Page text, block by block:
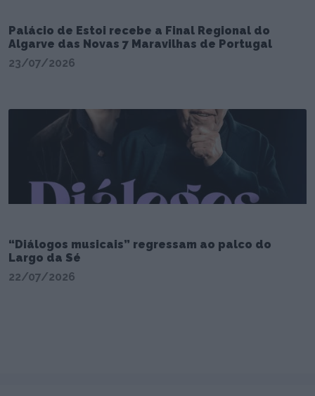
Palácio de Estoi recebe a Final Regional do
Algarve das Novas 7 Maravilhas de Portugal
23/07/2026
“Diálogos musicais” regressam ao palco do
Largo da Sé
22/07/2026